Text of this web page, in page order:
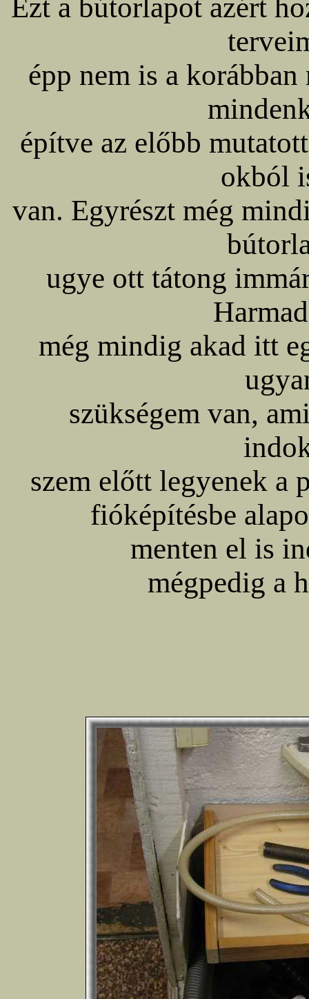
Ezt a bútorlapot azért
épp nem is a
építve az előbb
okból
van. Egyrészt még
ugye ott tátong
még mindig akad itt
szükségem van,
szem előtt legyenek a
fióképítésbe
menten el is
mégpedig a